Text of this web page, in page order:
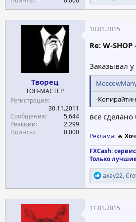
е
а
к
ц
и
и
Творец
ТОП-МАСТЕР
Регистрация
30.11.2011
Сообщения
5,644
Реакции
2,299
Поинты
0.000
10.01.2015
Re: W-
Заказывал у
-
все
Реклама: 🔥
FXCash:
Только
Р
е
а
к
ц
и
axay22,
11.01.2015